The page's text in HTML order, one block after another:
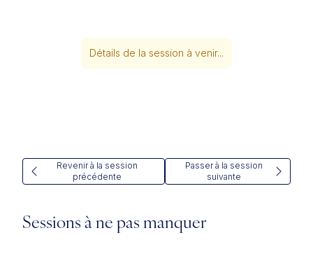
Détails de la session à venir...
Revenir à la session
précédente
Passer à la session
suivante
Sessions à ne pas manquer